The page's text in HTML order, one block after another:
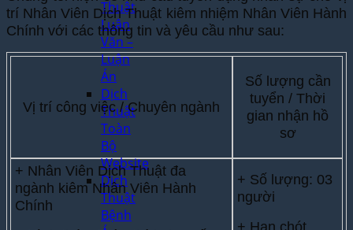
Thuật
Luận
Văn –
Luận
Án
Dịch
Thuật
Toàn
Bộ
Website
Dịch
Thuật
Bệnh
trí Nhân Viên Dịch Thuật kiêm nhiệm Nhân Viên Hành
Chính với các thông tin và yêu cầu như sau:
Vị trí công việc / Chuyên ngành
Số lượng cần
tuyển / Thời
gian nhận hồ
sơ
+ Nhân Viên Dịch Thuật đa
ngành kiêm Nhân Viên Hành
Chính
+ Số lượng: 03
người
+ Hạn chót